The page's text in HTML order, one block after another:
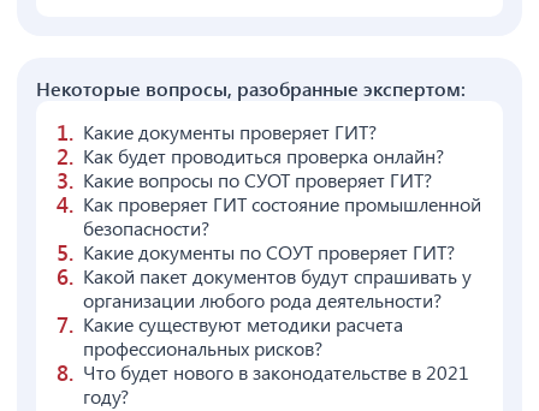
Некоторые вопросы, разобранные экспертом:
Какие документы проверяет ГИТ?
Как будет проводиться проверка онлайн?
Какие вопросы по СУОТ проверяет ГИТ?
Как проверяет ГИТ состояние промышленной
безопасности?
Какие документы по СОУТ проверяет ГИТ?
Какой пакет документов будут спрашивать у
организации любого рода деятельности?
Какие существуют методики расчета
профессиональных рисков?
Что будет нового в законодательстве в 2021
году?